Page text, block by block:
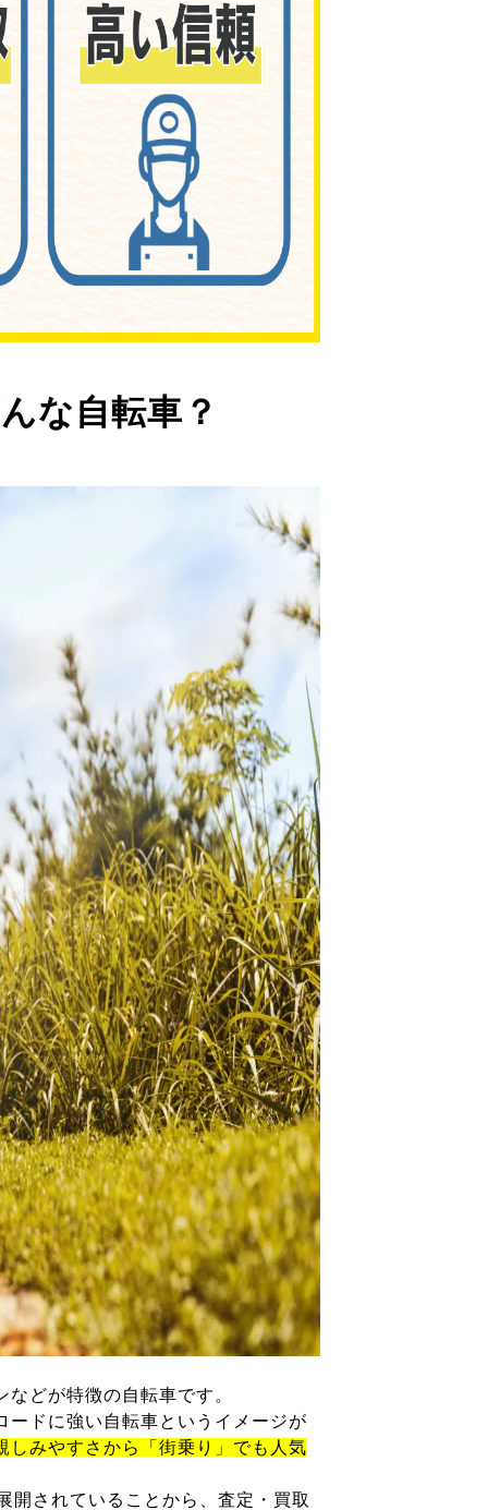
な自転車？
どが特徴の自転車です。
ードに強い自転車というイメージが
しみやすさから「街乗り」でも人気
開されていることから、査定・買取